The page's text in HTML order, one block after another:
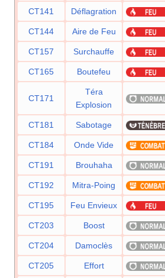
CT141 Déflagration
CT144 Aire de Feu
CT157 Surchauffe
CT165 Boutefeu
CT171
Téra
Explosion
CT181 Sabotage
CT184 Onde Vide
CT191 Brouhaha
CT192 Mitra-Poing
CT195 Feu Envieux
CT203 Boost
CT204 Damoclès
CT205 Effort